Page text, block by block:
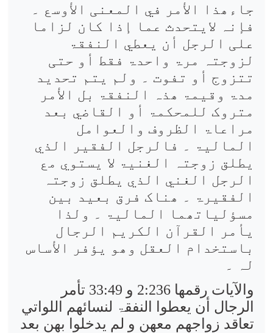
جاءھذا الأمر في المعنی الأوسع ۔
فإنہ لایتحدث عما إذا کان لزاما
علی الرجل أن یعطي النفقۃ
لزوجتہ مرۃ واحدۃ فقط أو حتی
تتزوج أو تفوت ۔ ولم یتم تحدید
مدۃ وقیمۃ ھذہ النفقۃ بل الأمر
متروک للمحکمۃ أو القاضي بعد
مراعاۃ الظروف والعوامل
المالیۃ ۔ فالرجل الفقیر الذي
یطلق زوجتہ الغنیۃ لا یستوي مع
الرجل الغني الذي یطلق زوجتہ
الفقیرۃ ۔ ھناک فرق بعید بین
مسؤلیاتھما المالیۃ ۔ ولذا
یأمر القرآن الکریم الرجال
باستخدام العقل وھو یؤفر الأساس
لہ ۔
والآیات رقمھا 2:236 و 33:49 تأمر
الرجال أن یعطوا النفقۃ لنسائھم اللواتي
تعاقد زواجھم معھن و لم یدخلوا بھن بعد